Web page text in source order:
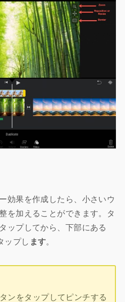
効果を作成したら、小さいウ
を加えることができます。タ
ップしてから、下部にある
ップし ます。
ンをタップしてピンチする